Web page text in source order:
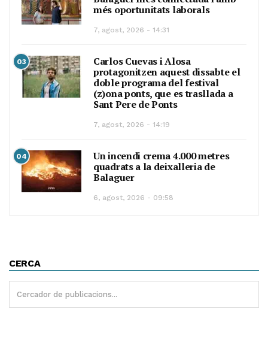
més oportunitats laborals
7, agost, 2026 - 14:31
03
Carlos Cuevas i Alosa
protagonitzen aquest dissabte el
doble programa del festival
(z)ona ponts, que es trasllada a
Sant Pere de Ponts
7, agost, 2026 - 14:19
04
Un incendi crema 4.000 metres
quadrats a la deixalleria de
Balaguer
6, agost, 2026 - 09:58
CERCA